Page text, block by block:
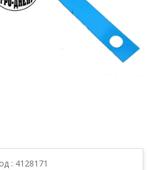
: 4128171